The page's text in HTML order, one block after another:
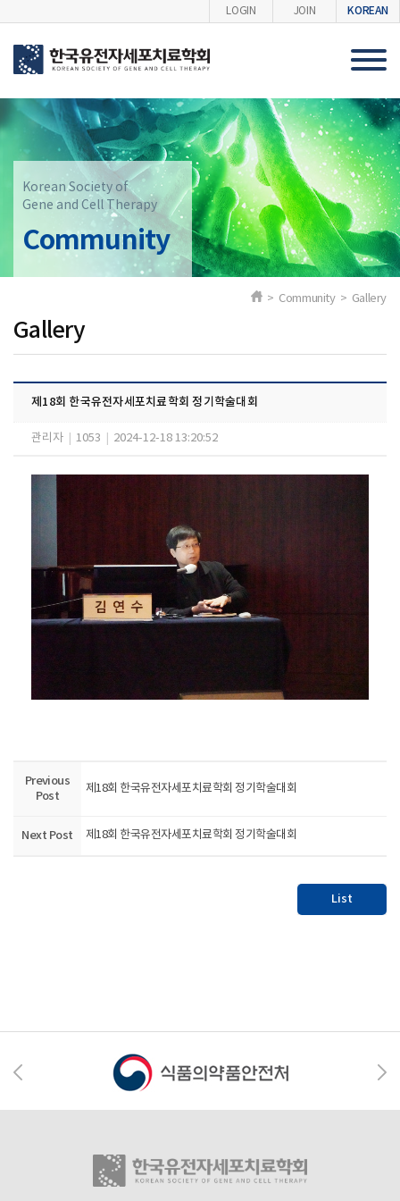
LOGIN JOIN KOREAN
Korean Society of
Gene and Cell Therapy
Community
Gallery
> Community > Gallery
제18회 한국유전자세포치료학회 정기학술대회
관리자 1053 2024-12-18 13:20:52
Previous
Post
제18회 한국유전자세포치료학회 정기학술대회
Next Post 제18회 한국유전자세포치료학회 정기학술대회
List